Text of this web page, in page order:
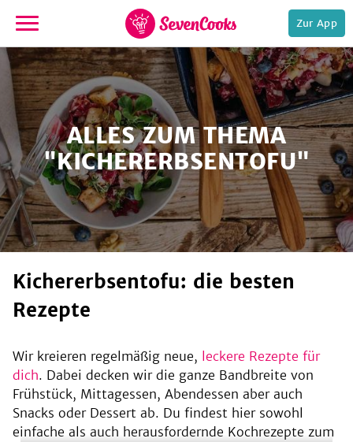
zur
Startseite
Zur App
ALLES ZUM THEMA
"KICHERERBSENTOFU"
Kichererbsentofu: die besten
Rezepte
Wir kreieren regelmäßig neue, leckere Rezepte für
dich. Dabei decken wir die ganze Bandbreite von
Frühstück, Mittagessen, Abendessen aber auch
Snacks oder Dessert ab. Du findest hier sowohl
einfache als auch herausfordernde Kochrezepte zum